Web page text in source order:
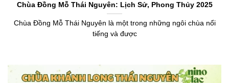
Chùa Đồng Mỗ Thái Nguyên: Lịch Sử, Phong Thủy 2025
Chùa Đồng Mỗ Thái Nguyên là một trong những ngôi chùa nổi
tiếng và được